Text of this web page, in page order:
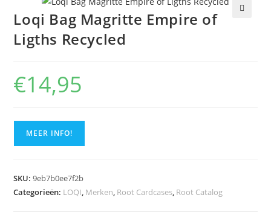
Loqi Bag Magritte Empire of
Ligths Recycled
€14,95
MEER INFO!
SKU:9eb7b0ee7f2b
Categorieën: LOQI, Merken, Root Cardcases, Root Catalog